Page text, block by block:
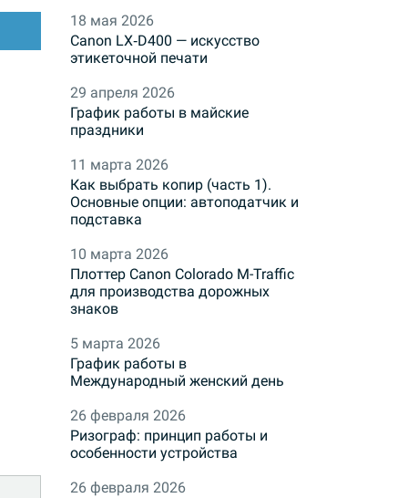
18 мая 2026
Canon LX‑D400 — искусство
этикеточной печати
29 апреля 2026
График работы в майские
праздники
11 марта 2026
Как выбрать копир (часть 1).
Основные опции: автоподатчик и
подставка
10 марта 2026
Плоттер Canon Colorado M-Traffic
для производства дорожных
знаков
5 марта 2026
График работы в
Международный женский день
26 февраля 2026
Ризограф: принцип работы и
особенности устройства
26 февраля 2026